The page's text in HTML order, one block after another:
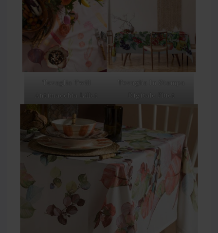
Tovaglia Twill
Antimacchia Lillet
Tovaglia In Stampa
Digitale Fluet